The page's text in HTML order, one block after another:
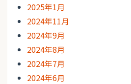
2025年1月
2024年11月
2024年9月
2024年8月
2024年7月
2024年6月